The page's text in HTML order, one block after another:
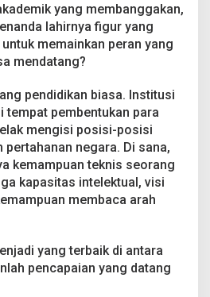
yang membanggakan,
lahirnya figur yang
memainkan peran yang
mendatang?
pendidikan biasa. Institusi
tempat pembentukan para
mengisi posisi-posisi
negara. Di sana,
kemampuan teknis seorang
kapasitas intelektual, visi
membaca arah
yang terbaik di antara
pencapaian yang datang